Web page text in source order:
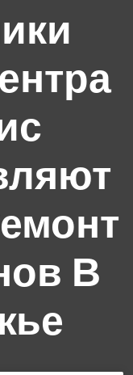
В